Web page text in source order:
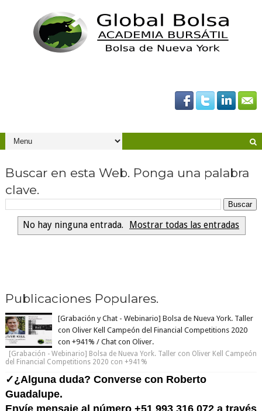
Buscar en esta Web. Ponga una palabra
clave.
No hay ninguna entrada. Mostrar todas las entradas
Publicaciones Populares.
[Grabación y Chat - Webinario] Bolsa de Nueva York. Taller
con Oliver Kell Campeón del Financial Competitions 2020
con +941% / Chat con Oliver.
[Grabación - Webinario] Bolsa de Nueva York. Taller con Oliver Kell Campeón
del Financial Competitions 2020 con +941%
✓¿Alguna duda? Converse con Roberto
Guadalupe.